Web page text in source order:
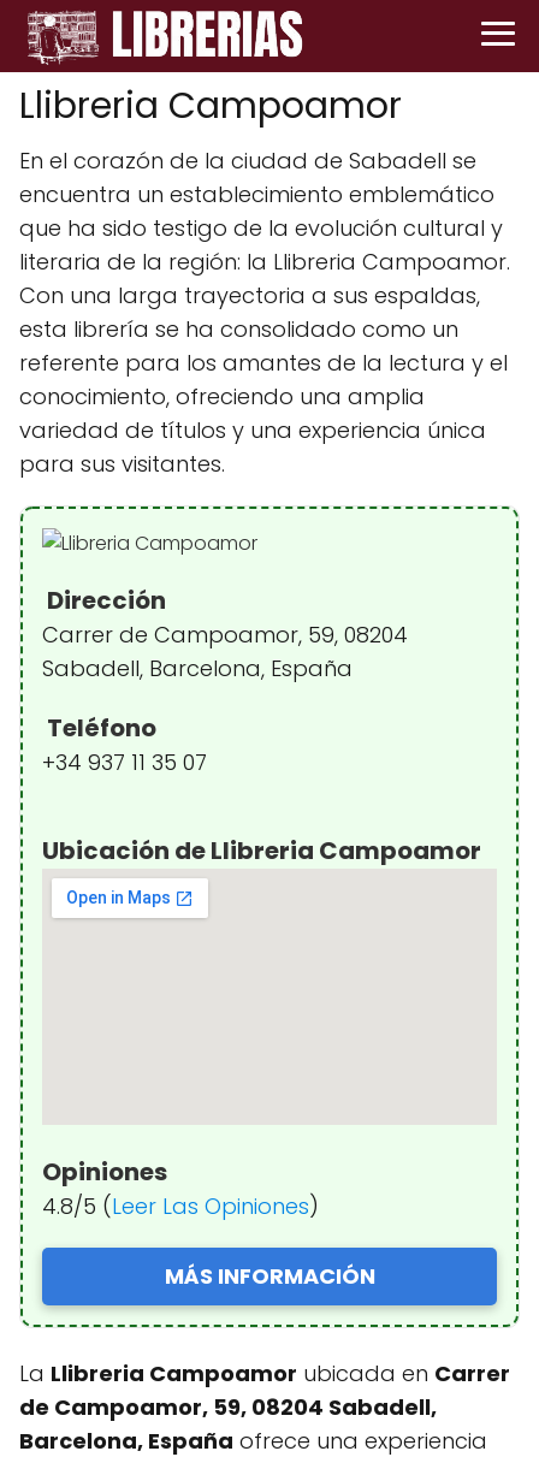
Llibreria Campoamor
En el corazón de la ciudad de Sabadell se
encuentra un establecimiento emblemático
que ha sido testigo de la evolución cultural y
literaria de la región: la Llibreria Campoamor.
Con una larga trayectoria a sus espaldas,
esta librería se ha consolidado como un
referente para los amantes de la lectura y el
conocimiento, ofreciendo una amplia
variedad de títulos y una experiencia única
para sus visitantes.
Dirección
Carrer de Campoamor, 59, 08204
Sabadell, Barcelona, España
Teléfono
+34 937 11 35 07
Ubicación de Llibreria Campoamor
Opiniones
4.8/5 (Leer Las Opiniones)
MÁS INFORMACIÓN
La Llibreria Campoamor ubicada en Carrer
de Campoamor, 59, 08204 Sabadell,
Barcelona, España ofrece una experiencia